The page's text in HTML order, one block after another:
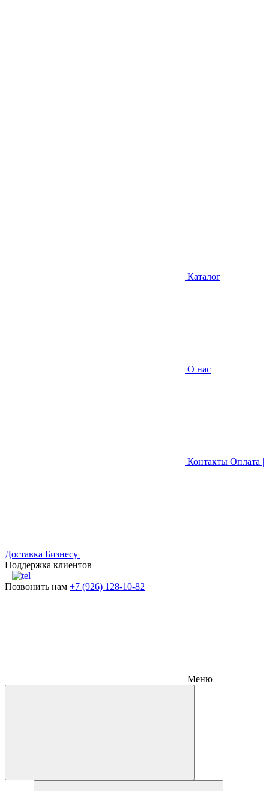
Каталог
О нас
Контакты Оплата |
Доставка Бизнесу
Поддержка клиентов
Позвонить нам +7 (926) 128-10-82
Меню